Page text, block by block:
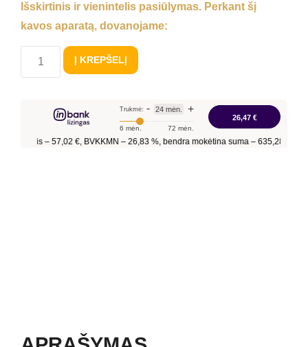
Išskirtinis ir vienintelis pasiūlymas. Perkant šį
kavos aparatą, dovanojame:
Į KREPŠELĮ